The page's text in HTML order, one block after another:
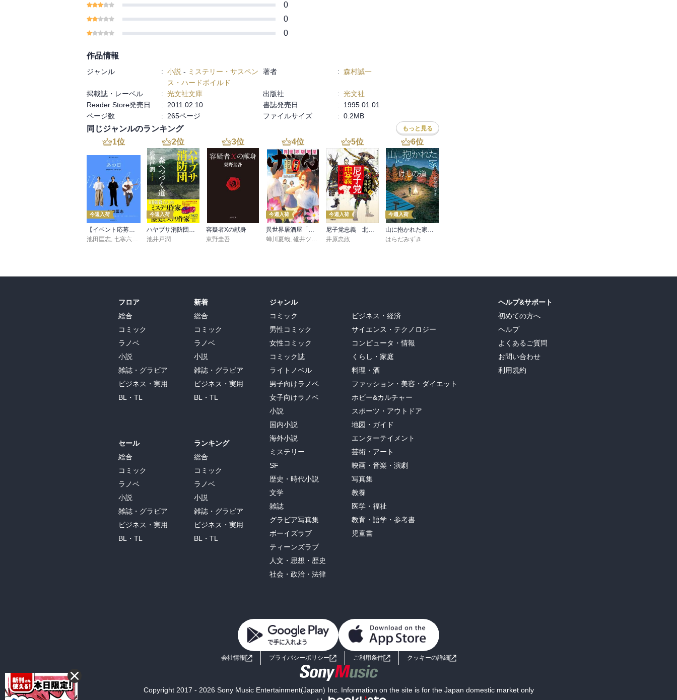
0
0
0
作品情報
ジャンル : 小説 - ミステリー・サスペン
ス・ハードボイルド
著者 : 森村誠一
掲載誌・レーベル : 光文社文庫 出版社 : 光文社
Reader Store発売日
: 2011.02.10 書誌発売日 :
1995.01.01
ページ数
: 265ページ ファイルサイズ : 0.2MB
同じジャンルのランキング もっと見る
1位
今週入荷
【イベント応募シリアルコード付】池田匡志出演・オーディオフォトブック「あの日」SPECIAL EDITION（音声／動画付）
池田匡志, 七寒六温 konoko58,
2位
今週入荷
ハヤブサ消防団 森へつづく道
池井戸潤
3位
容疑者Xの献身
東野圭吾
4位
今週入荷
異世界居酒屋「げん」三杯目
蝉川夏哉, 碓井ツカサ
5位
今週入荷
尼子党忠義 北近江合戦心得〈八〉
井原忠政
6位
今週入荷
山に抱かれた家 けもの道
はらだみずき
フロア
総合
コミック
ラノベ
小説
雑誌・グラビア
ビジネス・実用
BL・TL
セール
総合
コミック
ラノベ
小説
雑誌・グラビア
ビジネス・実用
BL・TL
新着
総合
コミック
ラノベ
小説
雑誌・グラビア
ビジネス・実用
BL・TL
ランキング
総合
コミック
ラノベ
小説
雑誌・グラビア
ビジネス・実用
BL・TL
ジャンル
コミック
男性コミック
女性コミック
コミック誌
ライトノベル
男子向けラノベ
女子向けラノベ
小説
国内小説
海外小説
ミステリー
SF
歴史・時代小説
文学
雑誌
グラビア写真集
ボーイズラブ
ティーンズラブ
人文・思想・歴史
社会・政治・法律
ビジネス・経済
サイエンス・テクノロジー
コンピュータ・情報
くらし・家庭
料理・酒
ファッション・美容・ダイエット
ホビー&カルチャー
スポーツ・アウトドア
地図・ガイド
エンターテイメント
芸術・アート
映画・音楽・演劇
写真集
教養
医学・福祉
教育・語学・参考書
児童書
ヘルプ&サポート
初めての方へ
ヘルプ
よくあるご質問
お問い合わせ
利用規約
会社情報 プライバシーポリシー ご利用条件 クッキーの詳細
Copyright 2017 - 2026 Sony Music Entertainment(Japan) Inc. Information on the site is for the Japan domestic market only